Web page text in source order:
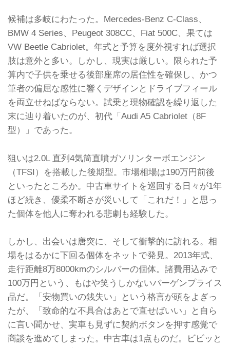
候補は多岐にわたった。Mercedes-Benz C-Class、
BMW 4 Series、Peugeot 308CC、Fiat 500C、果ては
VW Beetle Cabriolet。年式と予算を度外視すれば選択
肢は意外と多い。しかし、現実は厳しい。限られた予
算内で子供を乗せる後部座席の居住性を確保し、かつ
筆者の偏屈な感性に響くデザインとドライブフィール
を両立せねばならない。試乗と現物確認を繰り返した
末に辿り着いたのが、初代「Audi A5 Cabriolet（8F
型）」であった。
狙いは2.0L 直列4気筒直噴ガソリンターボエンジン
（TFSI）を搭載した後期型。市場相場は190万円前後
といったところか。中古車サイトを巡回する日々が1年
ほど続き、優柔不断さが災いして「これだ！」と思っ
た個体を他人に奪われる悲劇も経験した。
しかし、出会いは唐突に、そして衝撃的に訪れる。相
場をはるかに下回る個体をネットで発見。2013年式、
走行距離8万8000kmのシルバーの個体。諸費用込みで
100万円という、もはや笑うしかないバーゲンプライス
品だ。「安物買いの銭失い」という格言が頭をよぎっ
たが、「致命的な不具合はあとで直せばいい」と自ら
に言い聞かせ、実車も見ずに契約ボタンを押す感覚で
商談を進めてしまった。中古車は1点ものだ。ビビッと